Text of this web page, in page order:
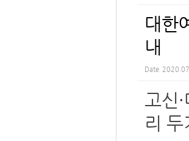
대한
내
Date
고신
리